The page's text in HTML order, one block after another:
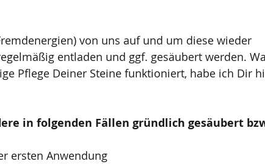
von uns auf und um diese wieder
entladen und ggf. gesäubert werden.
Pflege Deiner Steine funktioniert, habe ich Dir
in folgenden Fällen gründlich gesäubert
ersten Anwendung